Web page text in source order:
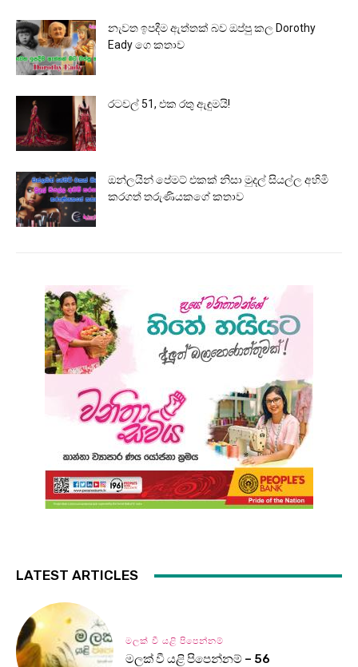
නැවත ඉපදීම ඇත්තක් බව ඔප්පු කල Dorothy
Eady ගෙ කතාව
රටවල් 51, එක රතු ඇඳුමයි!
ඔන්ලයින් පේමට් එකක් නිසා මුදල් සියල්ල අහිමි
කරගත් තරුණියකගේ කතාව
LATEST ARTICLES
මලක් වී යළි පිපෙන්නම්
මලක් වී යළි පිපෙන්නම් – 56